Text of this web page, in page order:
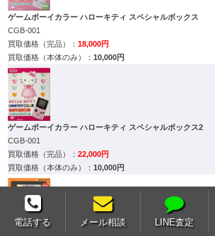
ゲームボーイカラー ハローキティ スペシャルボックス
CGB-001
18,000円
10,000円
ゲームボーイカラー ハローキティ スペシャルボックス2
CGB-001
22,000円
10,000円
電話する メール相談 LINE査定